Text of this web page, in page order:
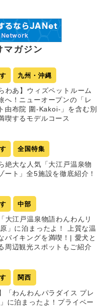
マガジン
九州・沖縄
わあ】ウィズペットルーム
へ！ニューオープンの「レ
由布院 圍-Kakoi-」を含む別
喫するモデルコース
全国特集
絶大な人気「大江戸温泉物
ート」全5施設を徹底紹介！
中部
大江戸温泉物語わんわんリ
」に泊まったよ！ 上質な温
バイキングを満喫！| 愛犬と
周辺観光スポットもご紹介
関西
「わんわんパラダイス プレ
に泊まったよ！プライベー